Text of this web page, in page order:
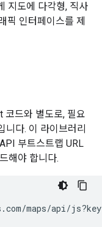
지도에 다각형, 직사
픽 인터페이스를 제
드와 별도로, 필요
니다. 이 라이브러리
부트스트랩 URL
해야 합니다.
maps/api/